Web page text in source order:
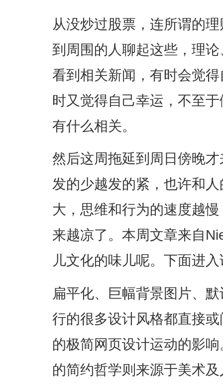
从没炒过股票，连所谓的
到周围的人聊起这些，理
看到相关新闻，有时会觉
时又觉得自己幸运，不至
有什么相关。
然后这周拖延到周日傍晚
发的少越发的紧，也许和
大，思维和行为的速度越
来越凉了。本周文章来自
儿文化的味儿呢。下面进
扁平化、巨幅背景图片、
行的很多设计风格都直接
的极简网页设计运动的影
的简约哲学则来源于美术